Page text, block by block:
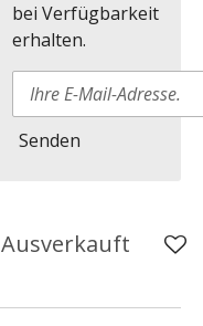
bei Verfügbarkeit
erhalten.
Senden
Ausverkauft